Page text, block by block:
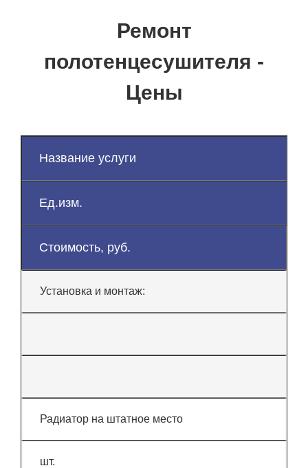
Ремонт
полотенцесушителя -
Цены
Название услуги
Ед.изм.
Стоимость, руб.
Установка и монтаж:
Радиатор на штатное место
шт.